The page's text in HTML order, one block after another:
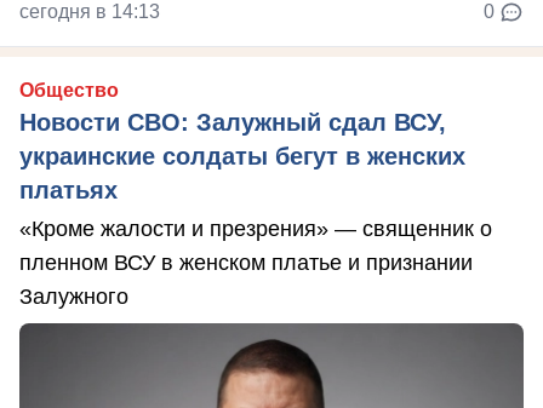
сегодня в 14:13 0
Общество
Новости СВО: Залужный сдал ВСУ,
украинские солдаты бегут в женских
платьях
«Кроме жалости и презрения» — священник о
пленном ВСУ в женском платье и признании
Залужного